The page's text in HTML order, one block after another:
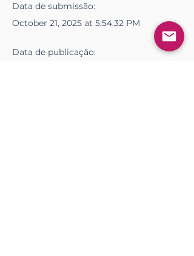
Data de submissão:
October 21, 2025 at 5:54:32 PM
Data de publicação: